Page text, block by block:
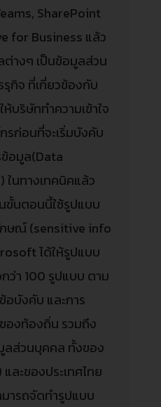
SharePoint
for Business แล้ว
ต่างๆ เป็นข้อมูลส่วน
กิจ ที่เกี่ยวข้องกับ
บริษัททำความเข้าใจ
รก่อนที่จะเริ่มบังคับ
ข้อมูล(Data
ในทางเทคนิคแล้ว
ขั้นตอนนี้ใช้รูปแบบ
ษณ์ (sensitive info
ได้ให้รูปแบบ
ว่า 100 รูปแบบ ตาม
อบังคับ และการ
งท้องถิ่น รวมถึง
ส่วนบุคคล ทั้งของ
ละของประเทศไทย
ารถจัดทำรูปแบบ